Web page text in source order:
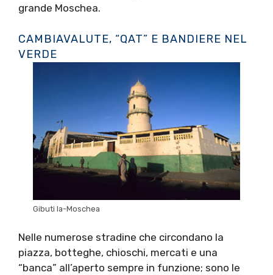
grande Moschea.
CAMBIAVALUTE, “QAT” E BANDIERE NEL
VERDE
Gibuti la-Moschea
Nelle numerose stradine che circondano la
piazza, botteghe, chioschi, mercati e una
“banca” all’aperto sempre in funzione; sono le